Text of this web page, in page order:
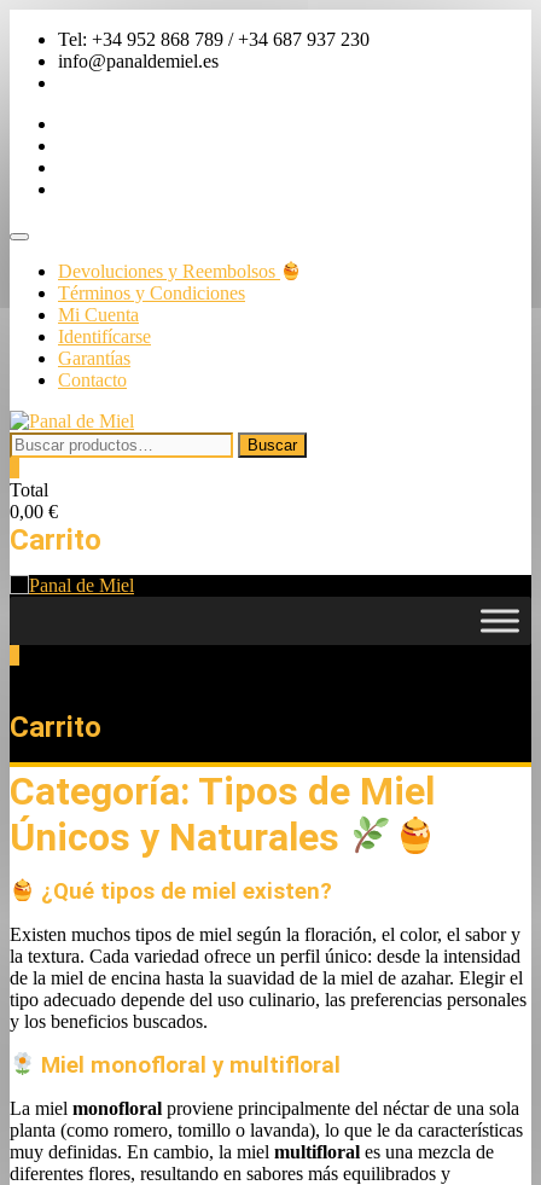
contenido
Tel: +34 952 868 789 / +34 687 937 230
info@panaldemiel.es
Menú
barra
superior
Devoluciones y Reembolsos
Términos y Condiciones
Mi Cuenta
Identifícarse
Garantías
Contacto
Buscar
por:
Buscar
Total
0,00 €
Carrito
Carrito
Categoría: Tipos de Miel
Únicos y Naturales
¿Qué tipos de miel existen?
Existen muchos tipos de miel según la floración, el color, el sabor y
la textura. Cada variedad ofrece un perfil único: desde la intensidad
de la miel de encina hasta la suavidad de la miel de azahar. Elegir el
tipo adecuado depende del uso culinario, las preferencias personales
y los beneficios buscados.
Miel monofloral y multifloral
La miel monofloral proviene principalmente del néctar de una sola
planta (como romero, tomillo o lavanda), lo que le da características
muy definidas. En cambio, la miel multifloral es una mezcla de
diferentes flores, resultando en sabores más equilibrados y